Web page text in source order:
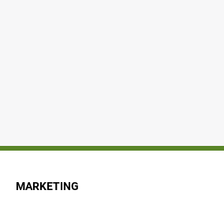
MARKETING